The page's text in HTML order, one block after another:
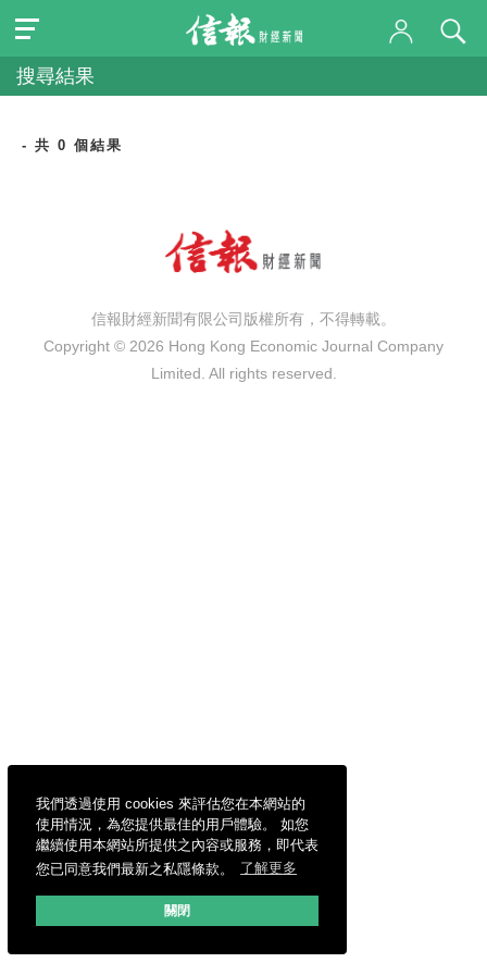
我們透過使用 cookies 來評估您在本網站的
使用情況，為您提供最佳的用戶體驗。 如您
繼續使用本網站所提供之內容或服務，即代表
您已同意我們最新之私隱條款。
了解更多
關閉
搜尋結果
- 共 0 個結果
信報財經新聞有限公司版權所有，不得轉載。
Copyright © 2026 Hong Kong Economic Journal Company
Limited. All rights reserved.